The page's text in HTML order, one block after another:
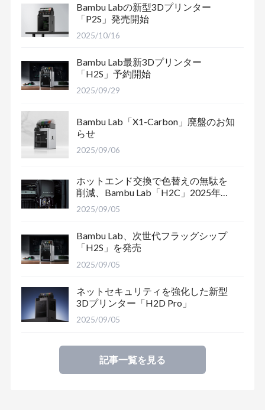
Bambu Labの新型3Dプリンター
「P2S」発売開始
2025/10/16
Bambu Lab最新3Dプリンター
「H2S」予約開始
2025/09/29
Bambu Lab「X1-Carbon」廃盤のお知
らせ
2025/09/06
ホットエンド交換で色替えの無駄を
削減、Bambu Lab「H2C」2025年末
出荷予定
2025/09/05
Bambu Lab、次世代フラッグシップ
「H2S」を発売
2025/09/05
ネットセキュリティを強化した新型
3Dプリンター「H2D Pro」
2025/09/05
記事一覧を見る